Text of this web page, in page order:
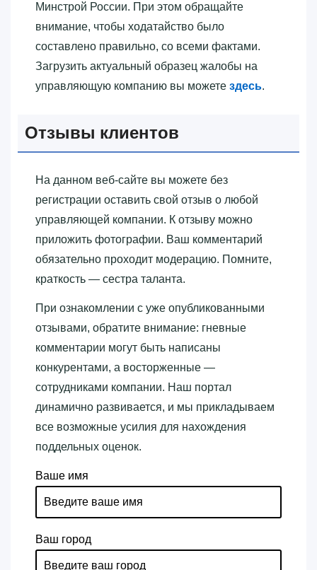
Минстрой России. При этом обращайте
внимание, чтобы ходатайство было
составлено правильно, со всеми фактами.
Загрузить актуальный образец жалобы на
управляющую компанию вы можете здесь.
Отзывы клиентов
На данном веб-сайте вы можете без
регистрации оставить свой отзыв о любой
управляющей компании. К отзыву можно
приложить фотографии. Ваш комментарий
обязательно проходит модерацию. Помните,
краткость — сестра таланта.
При ознакомлении с уже опубликованными
отзывами, обратите внимание: гневные
комментарии могут быть написаны
конкурентами, а восторженные —
сотрудниками компании. Наш портал
динамично развивается, и мы прикладываем
все возможные усилия для нахождения
поддельных оценок.
Ваше имя
Ваш город